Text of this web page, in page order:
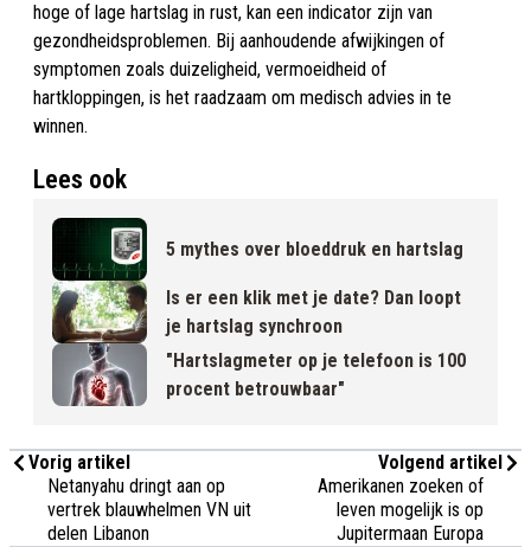
hoge of lage hartslag in rust, kan een indicator zijn van
gezondheidsproblemen. Bij aanhoudende afwijkingen of
symptomen zoals duizeligheid, vermoeidheid of
hartkloppingen, is het raadzaam om medisch advies in te
winnen.
Lees ook
5 mythes over bloeddruk en hartslag
Is er een klik met je date? Dan loopt
je hartslag synchroon
"Hartslagmeter op je telefoon is 100
procent betrouwbaar"
Vorig artikel
Netanyahu dringt aan op
vertrek blauwhelmen VN uit
delen Libanon
Volgend artikel
Amerikanen zoeken of
leven mogelijk is op
Jupitermaan Europa